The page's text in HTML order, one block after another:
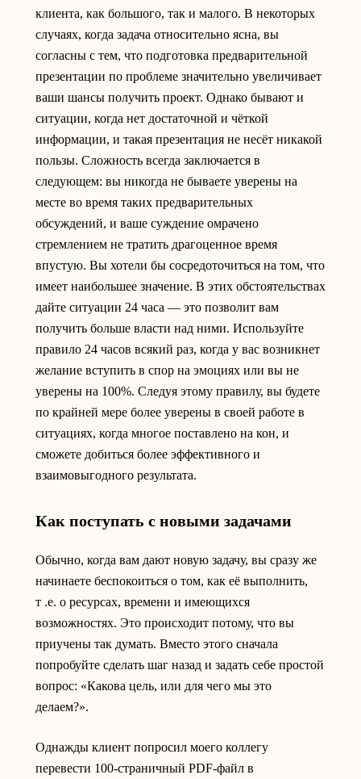
клиента, как большого, так и малого. В некоторых
случаях, когда задача относительно ясна, вы
согласны с тем, что подготовка предварительной
презентации по проблеме значительно увеличивает
ваши шансы получить проект. Однако бывают и
ситуации, когда нет достаточной и чёткой
информации, и такая презентация не несёт никакой
пользы. Сложность всегда заключается в
следующем: вы никогда не бываете уверены на
месте во время таких предварительных
обсуждений, и ваше суждение омрачено
стремлением не тратить драгоценное время
впустую. Вы хотели бы сосредоточиться на том, что
имеет наибольшее значение. В этих обстоятельствах
дайте ситуации 24 часа — это позволит вам
получить больше власти над ними. Используйте
правило 24 часов всякий раз, когда у вас возникнет
желание вступить в спор на эмоциях или вы не
уверены на 100%. Следуя этому правилу, вы будете
по крайней мере более уверены в своей работе в
ситуациях, когда многое поставлено на кон, и
сможете добиться более эффективного и
взаимовыгодного результата.
Как поступать с новыми задачами
Обычно, когда вам дают новую задачу, вы сразу же
начинаете беспокоиться о том, как её выполнить,
т .е. о ресурсах, времени и имеющихся
возможностях. Это происходит потому, что вы
приучены так думать. Вместо этого сначала
попробуйте сделать шаг назад и задать себе простой
вопрос: «Какова цель, или для чего мы это
делаем?».
Однажды клиент попросил моего коллегу
перевести 100-страничный PDF-файл в